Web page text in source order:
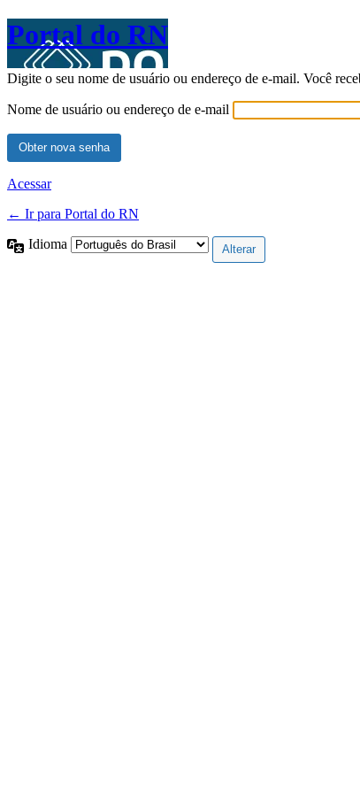
Portal do RN
Digite o seu nome de usuário ou endereço de e-mail. Você
Nome de usuário ou endereço de e-mail
Acessar
← Ir para Portal do RN
Idioma